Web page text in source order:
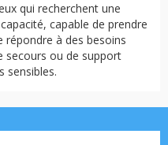
qui recherchent une
capable de prendre
répondre à des besoins
secours ou de support
sensibles.